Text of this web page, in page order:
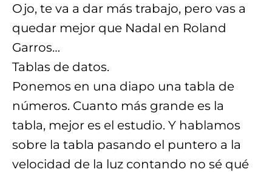
Ojo, te va a dar más trabajo, pero vas a
quedar mejor que Nadal en Roland
Garros…
Tablas de datos.
Ponemos en una diapo una tabla de
números. Cuanto más grande es la
tabla, mejor es el estudio. Y hablamos
sobre la tabla pasando el puntero a la
velocidad de la luz contando no sé qué